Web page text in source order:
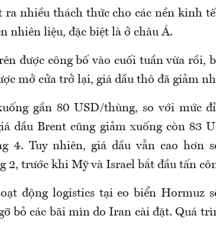
ra nhiều thách thức cho các nền kinh
nhiên liệu, đặc biệt là ở châu Á.
được công bố vào cuối tuần vừa rồi,
mở cửa trở lại, giá dầu thô đã giảm
gần 80 USD/thùng, so với mức
dầu Brent cũng giảm xuống còn 83
4. Tuy nhiên, giá dầu vẫn cao hơn
2, trước khi Mỹ và Israel bắt đầu tấn
động logistics tại eo biển Hormuz
bỏ các bãi mìn do Iran cài đặt. Quá